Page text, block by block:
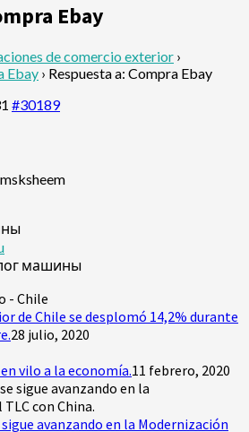
Ebay
de comercio exterior ›
Ebay › Respuesta a: Compra Ebay
#30189
машины
de Chile se desplomó 14,2% durante
28 julio, 2020
vilo a la economía.11 febrero, 2020
avanzando en la Modernización